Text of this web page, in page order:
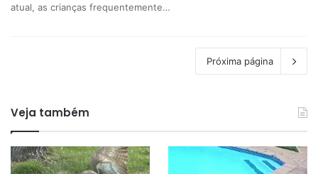
atual, as crianças frequentemente…
Próxima página
Veja também